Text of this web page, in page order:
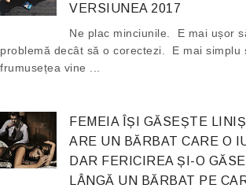
VERSIUNEA 2017
Ne plac minciunile. E mai ușor
problemă decât să o corectezi. E mai simplu
frumusețea vine ...
FEMEIA ÎȘI GĂSEȘTE
ARE UN BĂRBAT CARE O
DAR FERICIREA ȘI-O
LÂNGĂ UN BĂRBAT PE